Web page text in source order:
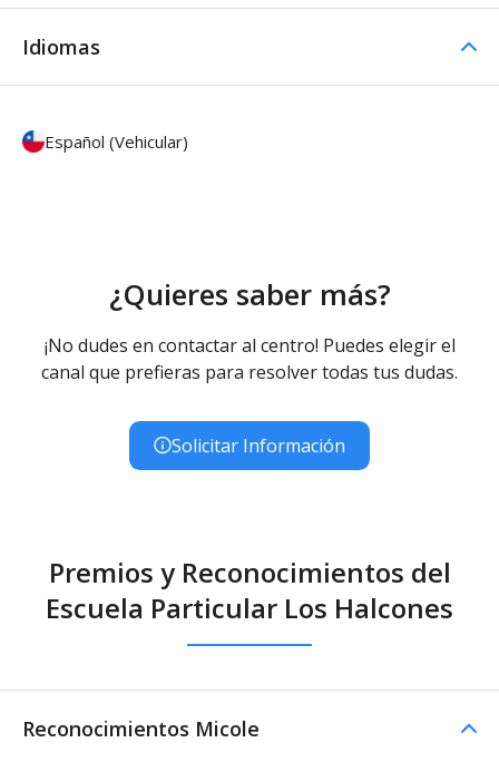
Idiomas
Español (Vehicular)
¿Quieres saber más?
¡No dudes en contactar al centro! Puedes elegir el
canal que prefieras para resolver todas tus dudas.
Solicitar Información
Premios y Reconocimientos del
Escuela Particular Los Halcones
Reconocimientos Micole